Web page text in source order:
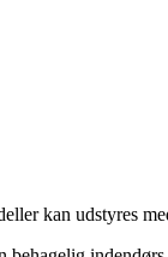
kan udstyres